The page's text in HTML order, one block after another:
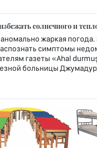
солнечного и
жаркая
симптомы
газеты «Ahal
больницы